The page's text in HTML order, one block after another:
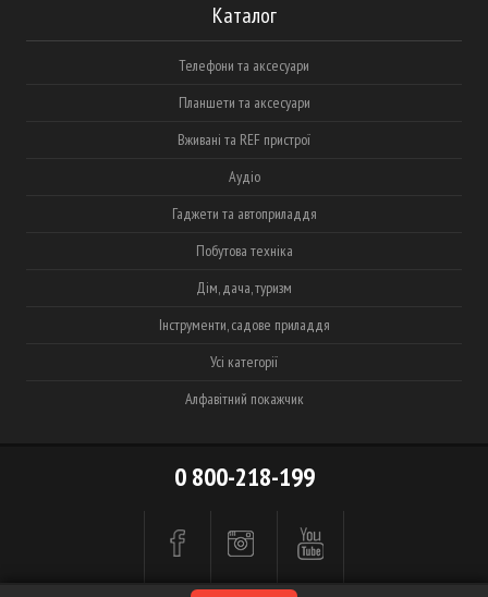
Каталог
Телефони та аксесуари
Планшети та аксесуари
Вживані та REF пристрої
Аудіо
Гаджети та автоприладдя
Побутова техніка
Дім, дача, туризм
Інструменти, садове приладдя
Усі категорії
Алфавітний покажчик
0 800-218-199